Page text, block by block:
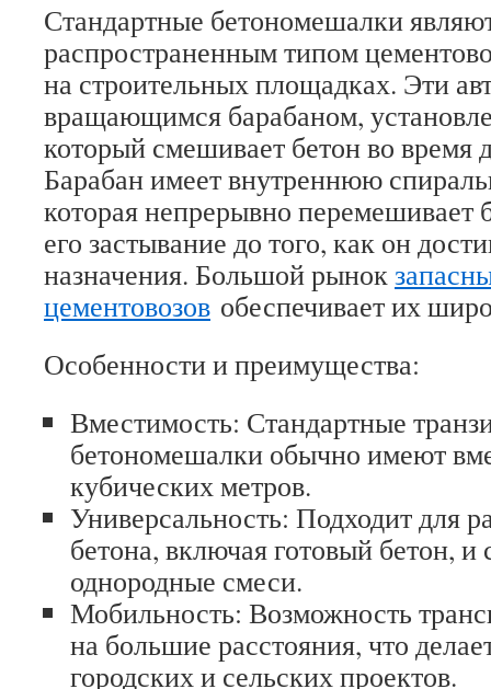
Стандартные бетономешалки
распространенным типом
на строительных площадках. Эти
вращающимся барабаном,
который смешивает бетон во время
Барабан имеет внутреннюю
которая непрерывно перемешивает
его застывание до того, как он
назначения. Большой рынок
цементовозов обеспечивает их
Особенности и преимущества:
Вместимость: Стандартные
бетономешалки обычно имеют
кубических метров.
Универсальность: Подходит для
бетона, включая готовый бетон, и
однородные смеси.
Мобильность: Возможность
на большие расстояния, что
городских и сельских проектов.